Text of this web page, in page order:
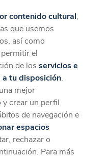
la App
Descargar
contenido cultural,
que usemos
así como
el
de losservicios e
tu disposición.
mejor
y crear un perfil
de navegación e
espacios
rechazar o
Para más